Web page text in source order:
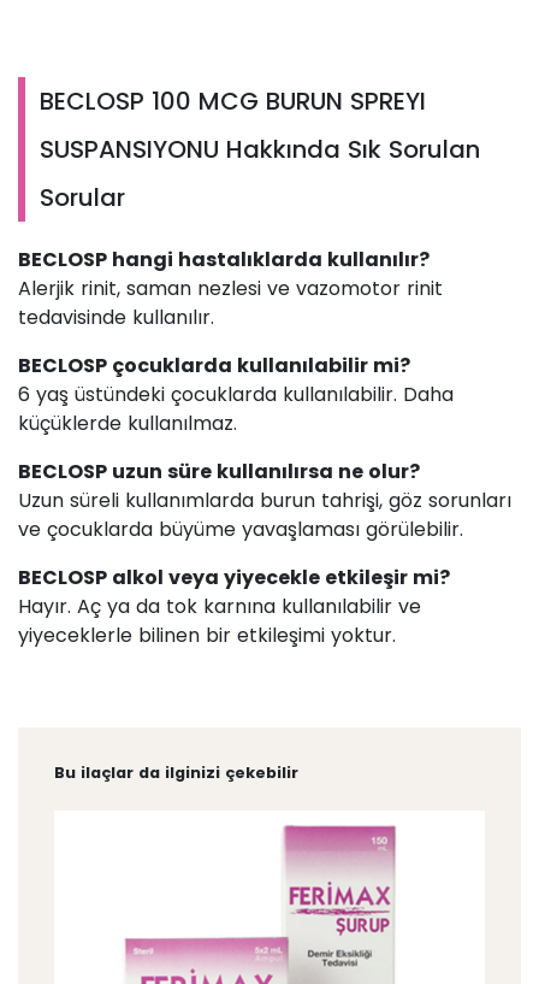
BECLOSP 100 MCG BURUN SPREYI
SUSPANSIYONU Hakkında Sık Sorulan
Sorular
BECLOSP hangi hastalıklarda kullanılır?
Alerjik rinit, saman nezlesi ve vazomotor rinit
tedavisinde kullanılır.
BECLOSP çocuklarda kullanılabilir mi?
6 yaş üstündeki çocuklarda kullanılabilir. Daha
küçüklerde kullanılmaz.
BECLOSP uzun süre kullanılırsa ne olur?
Uzun süreli kullanımlarda burun tahrişi, göz sorunları
ve çocuklarda büyüme yavaşlaması görülebilir.
BECLOSP alkol veya yiyecekle etkileşir mi?
Hayır. Aç ya da tok karnına kullanılabilir ve
yiyeceklerle bilinen bir etkileşimi yoktur.
Bu ilaçlar da ilginizi çekebilir